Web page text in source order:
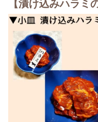
【漬け込みハラミ